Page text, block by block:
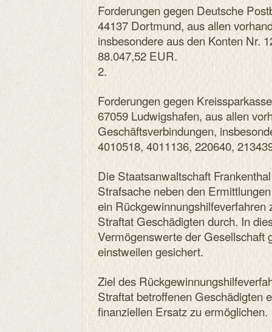
Forderungen gegen Deutsche
44137 Dortmund, aus allen
insbesondere aus den Konten Nr.
88.047,52 EUR.
2.
Forderungen gegen
67059 Ludwigshafen, aus allen
Geschäftsverbindungen,
4010518, 4011136, 220640,
Die Staatsanwaltschaft
Strafsache neben den
ein Rückgewinnungshilfeverfahren
Straftat Geschädigten durch. In
Vermögenswerte der Gesellschaft
einstweilen gesichert.
Ziel des
Straftat betroffenen Geschädigten
finanziellen Ersatz zu ermöglichen.